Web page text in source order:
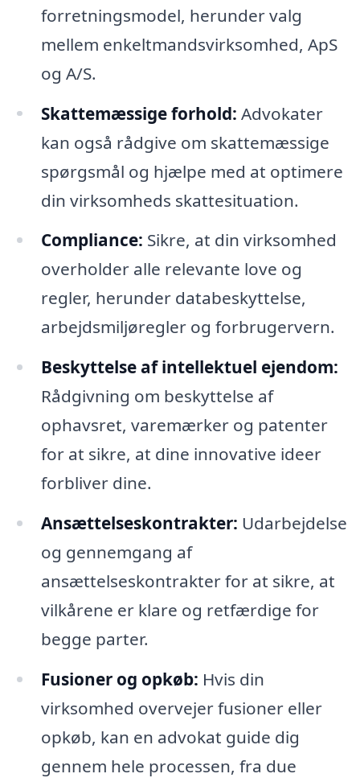
forretningsmodel, herunder valg
mellem enkeltmandsvirksomhed, ApS
og A/S.
Skattemæssige forhold: Advokater
kan også rådgive om skattemæssige
spørgsmål og hjælpe med at optimere
din virksomheds skattesituation.
Compliance: Sikre, at din virksomhed
overholder alle relevante love og
regler, herunder databeskyttelse,
arbejdsmiljøregler og forbrugervern.
Beskyttelse af intellektuel ejendom:
Rådgivning om beskyttelse af
ophavsret, varemærker og patenter
for at sikre, at dine innovative ideer
forbliver dine.
Ansættelseskontrakter: Udarbejdelse
og gennemgang af
ansættelseskontrakter for at sikre, at
vilkårene er klare og retfærdige for
begge parter.
Fusioner og opkøb: Hvis din
virksomhed overvejer fusioner eller
opkøb, kan en advokat guide dig
gennem hele processen, fra due